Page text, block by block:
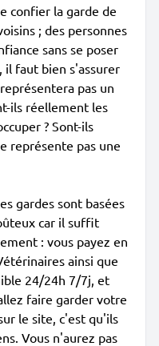
confier la garde de
; des personnes
sans se poser
il faut bien s'assurer
pas un
ils réellement les
? Sont-ils
représente pas une
gardes sont basées
car il suffit
: vous payez en
ainsi que
24/24h 7/7j, et
faire garder votre
le site, c'est qu'ils
Vous n'aurez pas